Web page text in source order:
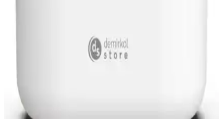
Mekan, 6W, 220V Prizli Ev Kullanımı
Genel Markalar'ın iç mekanda kullanılan sivrisinek öldürücü cihazı,
boyutuyle alanları kolayca kaplar ve gece lambası görevi görür.
Kompakt tasarımı evde veya ofiste rahat konumlandırılabilir;
güvenlik notu tehlikeli değildir, iç mekanda güvenli kullanım için
tasarlanmıştır.